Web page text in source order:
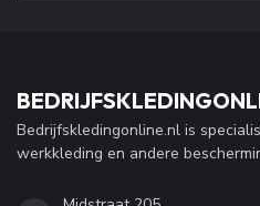
Bedrijfskledingonline.nl is
werkkleding en andere